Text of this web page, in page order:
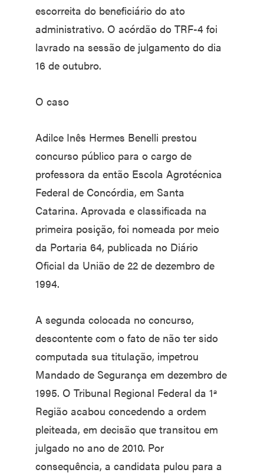
escorreita do beneficiário do ato
administrativo. O acórdão do TRF-4 foi
lavrado na sessão de julgamento do dia
16 de outubro.
O caso
Adilce Inês Hermes Benelli prestou
concurso público para o cargo de
professora da então Escola Agrotécnica
Federal de Concórdia, em Santa
Catarina. Aprovada e classificada na
primeira posição, foi nomeada por meio
da Portaria 64, publicada no Diário
Oficial da União de 22 de dezembro de
1994.
A segunda colocada no concurso,
descontente com o fato de não ter sido
computada sua titulação, impetrou
Mandado de Segurança em dezembro de
1995. O Tribunal Regional Federal da 1ª
Região acabou concedendo a ordem
pleiteada, em decisão que transitou em
julgado no ano de 2010. Por
consequência, a candidata pulou para a